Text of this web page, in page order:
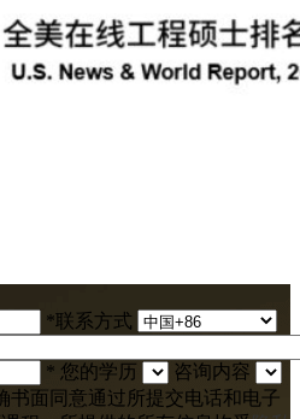
*联系方式
* 您的学历
咨询内容
书面同意通过所提交电话和电子